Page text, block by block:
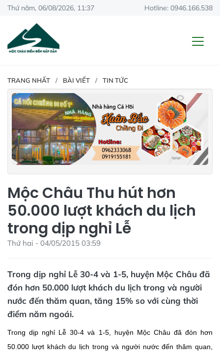
Thứ năm, 06/08/2026, 11:37 Hotline: 0946.166.538
TRANG NHẤT BÀI VIẾT TIN TỨC
Mộc Châu Thu hút hơn
50.000 lượt khách du lịch
trong dịp nghỉ Lễ
Thứ hai - 04/05/2015 03:59
Trong dịp nghỉ Lễ 30-4 và 1-5, huyện Mộc Châu đã
đón hơn 50.000 lượt khách du lịch trong và người
nước đến thăm quan, tăng 15% so với cùng thời
điểm năm ngoái.
Trong dịp nghỉ Lễ 30-4 và 1-5, huyện Mộc Châu đã đón hơn
50.000 lượt khách du lịch trong và người nước đến thăm quan,